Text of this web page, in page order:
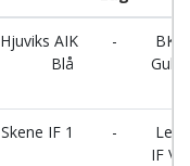
Hjuviks AIK
Blå
-
BK
Gul
Skene IF 1 -
IF Vit